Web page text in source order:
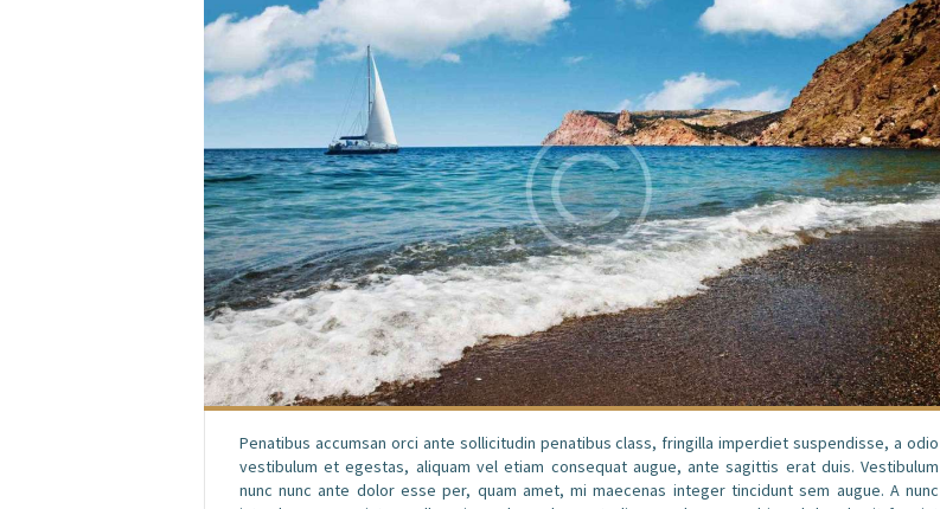
Penatibus accumsan orci ante sollicitudin penatibus class, fringilla imperdiet suspendisse, a odio
vestibulum et egestas, aliquam vel etiam consequat augue, ante sagittis erat duis. Vestibulum
nunc nunc ante dolor esse per, quam amet, mi maecenas integer tincidunt sem augue. A nunc